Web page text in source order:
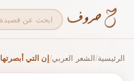
الرئيسية/الشعر العربي/إن التي أبصرتها